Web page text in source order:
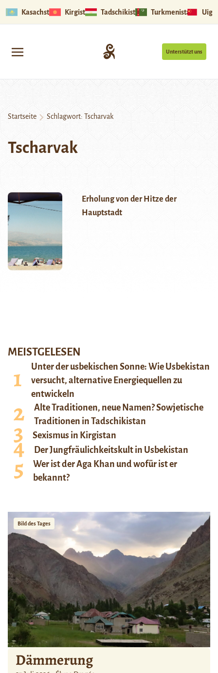
Kasachstan Kirgistan Tadschikistan Turkmenistan
Unterstützt uns
Startseite Schlagwort: Tscharvak
Tscharvak
Erholung von der Hitze der
Hauptstadt
MEISTGELESEN
Unter der usbekischen Sonne: Wie Usbekistan
versucht, alternative Energiequellen zu
entwickeln
Alte Traditionen, neue Namen? Sowjetische
Traditionen in Tadschikistan
Sexismus in Kirgistan
Der Jungfräulichkeitskult in Usbekistan
Wer ist der Aga Khan und wofür ist er
bekannt?
Bild des Tages
Dämmerung